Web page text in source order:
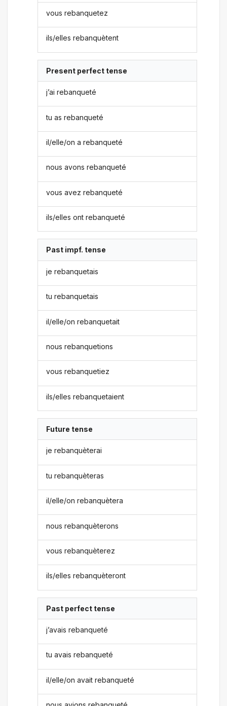
vous rebanquetez
ils/elles rebanquètent
Present perfect tense
j’ai rebanqueté
tu as rebanqueté
il/elle/on a rebanqueté
nous avons rebanqueté
vous avez rebanqueté
ils/elles ont rebanqueté
Past impf. tense
je rebanquetais
tu rebanquetais
il/elle/on rebanquetait
nous rebanquetions
vous rebanquetiez
ils/elles rebanquetaient
Future tense
je rebanquèterai
tu rebanquèteras
il/elle/on rebanquètera
nous rebanquèterons
vous rebanquèterez
ils/elles rebanquèteront
Past perfect tense
j’avais rebanqueté
tu avais rebanqueté
il/elle/on avait rebanqueté